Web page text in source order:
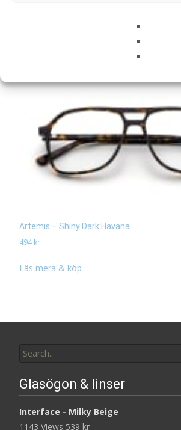
Relaterade produkter
Artemis – Shiny Dark Havana
494kr
Läs mera & köp
for:
Glasögon & linser
Interface - Milky Beige
1143 Views 539 kr